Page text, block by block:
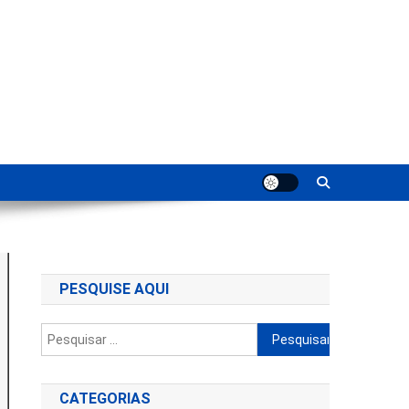
PESQUISE AQUI
Pesquisar
por:
CATEGORIAS